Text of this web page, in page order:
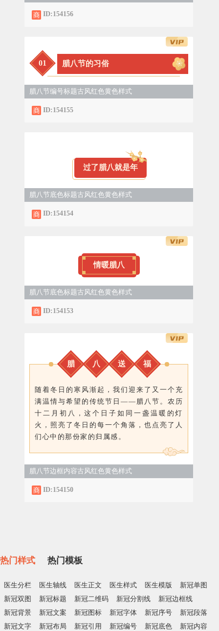
ID:154156
01 腊八节的习俗
腊八节编号标题古风红色黄色样式
ID:154155
过了腊八就是年
腊八节底色标题古风红色黄色样式
ID:154154
情暖腊八
腊八节底色标题古风红色黄色样式
ID:154153
腊 八 送 福
随着冬日的寒风渐起，我们迎来了又一个充
满温情与希望的传统节日——腊八节。农历
十二月初八，这个日子如同一盏温暖的灯
火，照亮了冬日的每一个角落，也点亮了人
们心中的那份家的归属感。
腊八节边框内容古风红色黄色样式
ID:154150
热门样式 热门模板
医生分栏 医生轴线 医生正文 医生样式 医生模版
新冠单图
新冠双图
新冠标题 新冠二维码 新冠分割线
新冠边框线
新冠背景
新冠文案 新冠图标 新冠字体 新冠序号
新冠段落
新冠文字
新冠布局 新冠引用 新冠编号 新冠底色 新冠内容